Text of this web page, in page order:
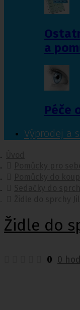
a
Péče
Výprodej a
Židle do
0 0